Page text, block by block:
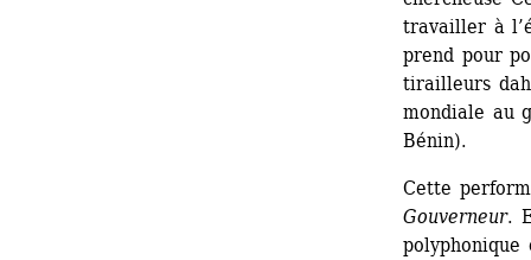
travailler à
prend pour
tirailleurs
mondiale au
Bénin).
Cette
Gouverneur.